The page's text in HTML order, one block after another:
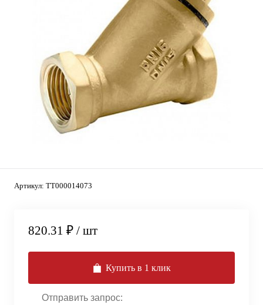
Артикул: ТТ000014073
820.31 ₽ / шт
Купить в 1 клик
Отправить запрос: